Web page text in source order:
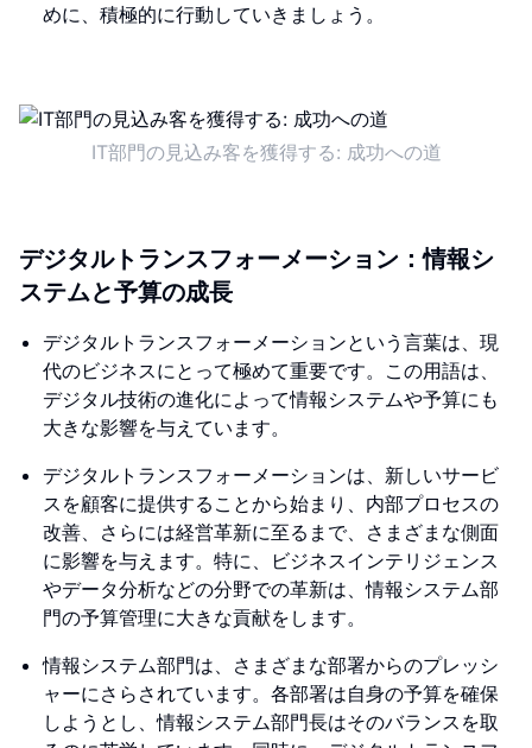
めに、積極的に行動していきましょう。
IT部門の見込み客を獲得する: 成功への道
デジタルトランスフォーメーション：情報シ
ステムと予算の成長
デジタルトランスフォーメーションという言葉は、現
代のビジネスにとって極めて重要です。この用語は、
デジタル技術の進化によって情報システムや予算にも
大きな影響を与えています。
デジタルトランスフォーメーションは、新しいサービ
スを顧客に提供することから始まり、内部プロセスの
改善、さらには経営革新に至るまで、さまざまな側面
に影響を与えます。特に、ビジネスインテリジェンス
やデータ分析などの分野での革新は、情報システム部
門の予算管理に大きな貢献をします。
情報システム部門は、さまざまな部署からのプレッシ
ャーにさらされています。各部署は自身の予算を確保
しようとし、情報システム部門長はそのバランスを取